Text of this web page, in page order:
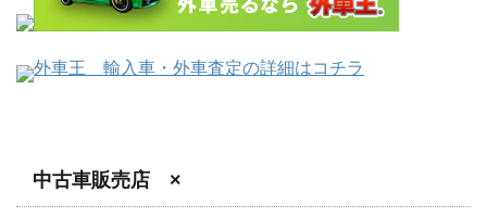
外車王 輸入車・外車査定の詳細はコチラ
中古車販売店 ×